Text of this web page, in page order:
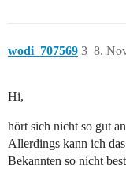
wodi_707569 8.
3
Hi,
hört sich nicht so gut
Allerdings kann ich
Bekannten so nicht